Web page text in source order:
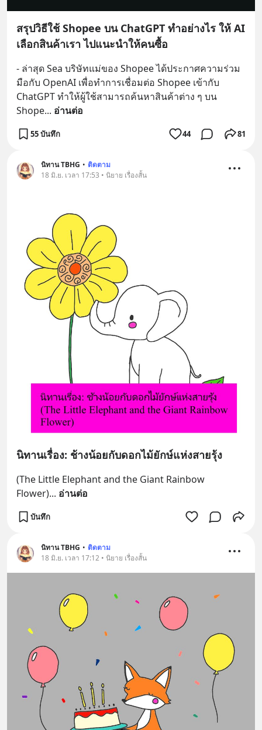
สรุปวิธีใช้ Shopee บน ChatGPT ทำอย่างไร ให้ AI
เลือกสินค้าเรา ไปแนะนำให้คนซื้อ
- ล่าสุด Sea บริษัทแม่ของ Shopee ได้ประกาศความร่วม
มือกับ OpenAI เพื่อทำการเชื่อมต่อ Shopee เข้ากับ
ChatGPT ทำให้ผู้ใช้สามารถค้นหาสินค้าต่าง ๆ บน
Shope... อ่านต่อ
55 บันทึก 44 81
นิทาน TBHG • ติดตาม
18 มิ.ย. เวลา 17:53 • นิยาย เรื่องสั้น
นิทานเรื่อง: ช้างน้อยกับดอกไม้ยักษ์แห่งสายรุ้ง
(The Little Elephant and the Giant Rainbow
Flower)... อ่านต่อ
บันทึก
นิทาน TBHG • ติดตาม
18 มิ.ย. เวลา 17:12 • นิยาย เรื่องสั้น